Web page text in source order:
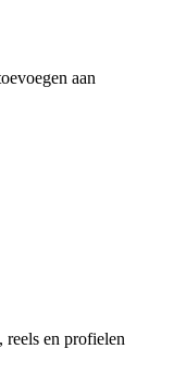
aan
reels en profielen